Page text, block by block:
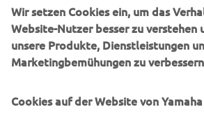
GYTR® VIDEOS
unterstützten, von Experten
Wir setzen Cookies ein, um das
Website-Nutzer besser zu verstehen
unsere Produkte, Dienstleistungen
Marketingbemühungen zu
Cookies auf der Website von